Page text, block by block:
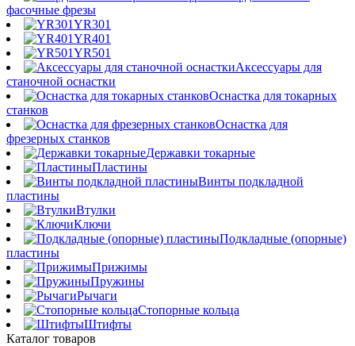
фасочные фрезы
YR301
YR401
YR501
Аксессуары для
станочной оснастки
Оснастка для токарных
станков
Оснастка для
фрезерных станков
Державки токарные
Пластины
Винты подкладной
пластины
Втулки
Ключи
Подкладные (опорные)
пластины
Прижимы
Пружины
Рычаги
Стопорные кольца
Штифты
Каталог товаров